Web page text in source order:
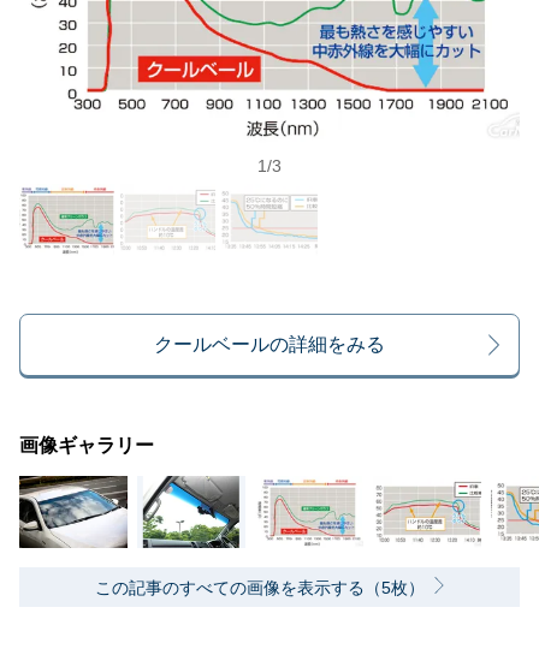
1/3
クールベールの詳細をみる
画像ギャラリー
この記事のすべての画像を表示する（5枚）